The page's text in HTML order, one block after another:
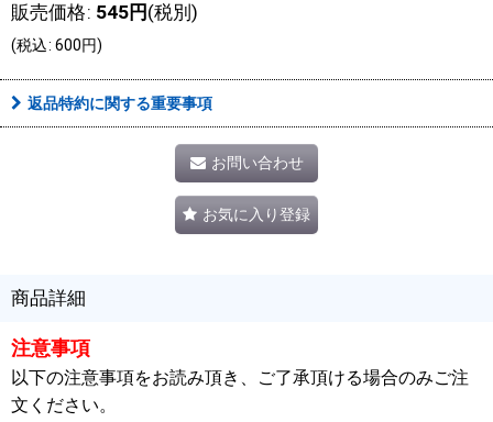
販売価格: 545円 (税別)
(税込: 600円)
返品特約に関する重要事項
お問い合わせ
お気に入り登録
商品詳細
注意事項
以下の注意事項をお読み頂き、ご了承頂ける場合のみご注
文ください。